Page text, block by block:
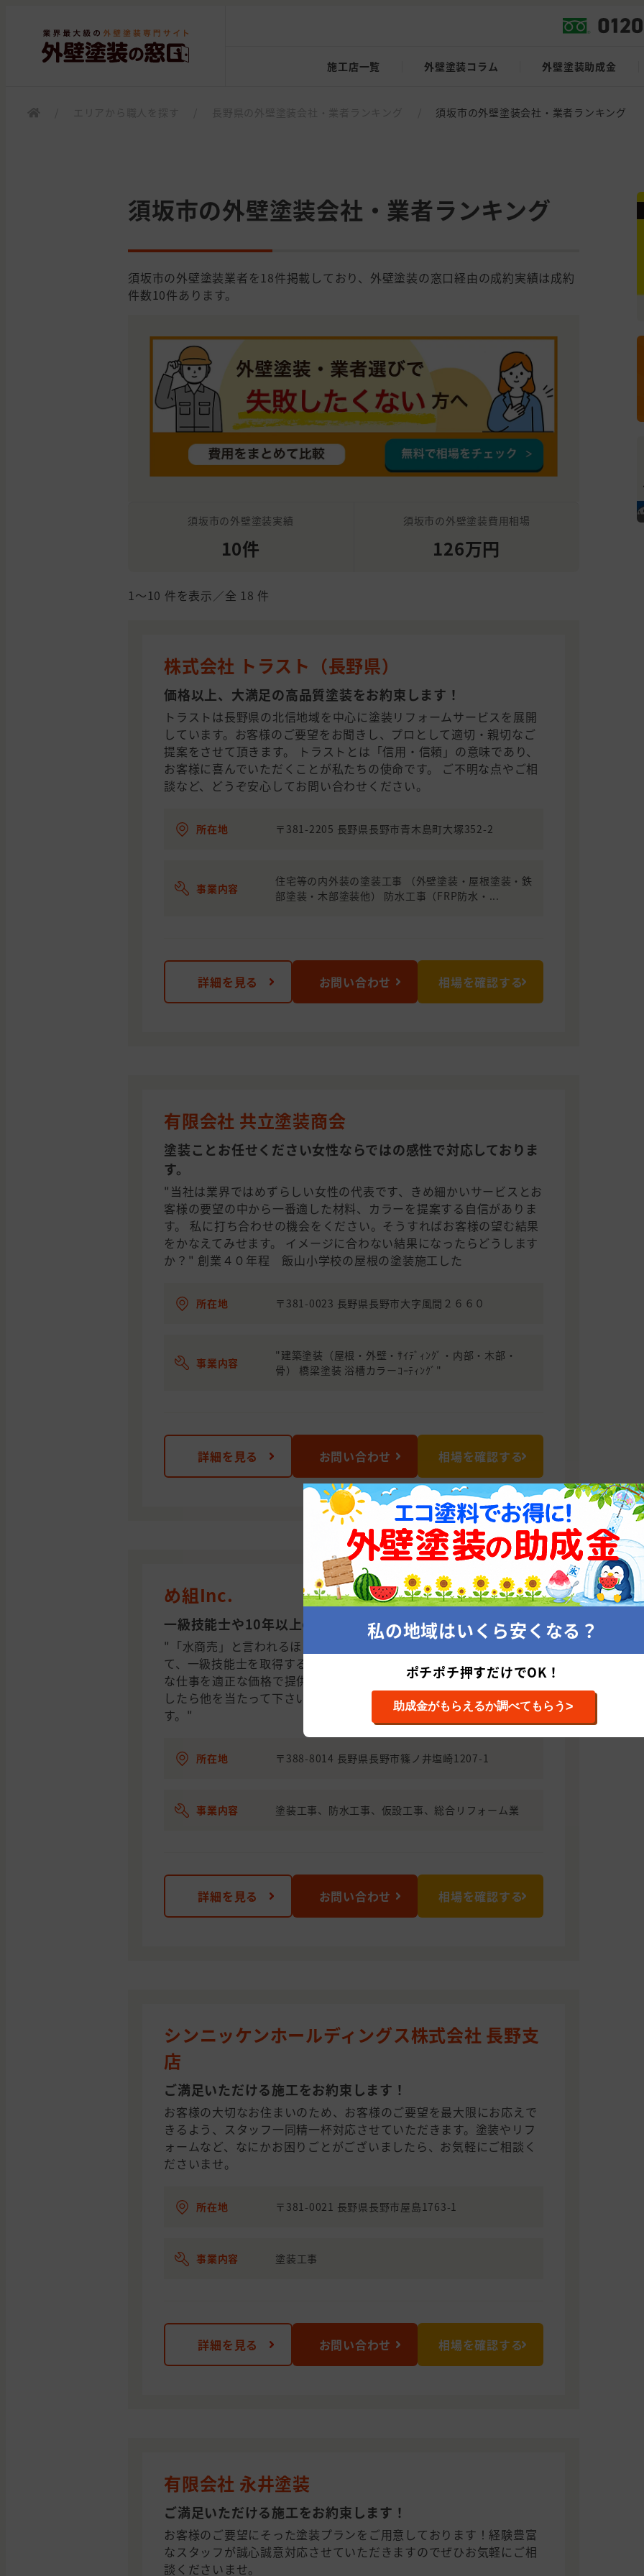
施工店一覧 外壁塗装コラム 外壁塗装助成金
須坂市の外壁塗装会社・業者ランキング
須坂市の外壁塗装会社・業者ランキング
須坂市の外壁塗装業者を18件掲載しており、外壁塗装の窓口経由の成約実績は成約
件数10件あります。
須坂市の外壁塗装実績
10件
須坂市の外壁塗装費用相場
126万円
1〜10 件を表示／全 18 件
株式会社 トラスト（長野県）
価格以上、大満足の高品質塗装をお約束します！
トラストは長野県の北信地域を中心に塗装リフォームサービスを展開
しています。お客様のご要望をお聞きし、プロとして適切・親切なご
提案をさせて頂きます。 トラストとは「信用・信頼」の意味であり、
お客様に喜んでいただくことが私たちの使命です。 ご不明な点やご相
談など、どうぞ安心してお問い合わせください。
所在地 〒381-2205 長野県長野市青木島町大塚352-2
事業内容
住宅等の内外装の塗装工事 （外壁塗装・屋根塗装・鉄
部塗装・木部塗装他） 防水工事（FRP防水・...
詳細を見る お問い合わせ 相場を確認する
有限会社 共立塗装商会
塗装ことお任せください女性ならではの感性で対応しておりま
す。
"当社は業界ではめずらしい女性の代表です、きめ細かいサービスとお
客様の要望の中から一番適した材料、カラーを提案する自信がありま
す。 私に打ち合わせの機会をください。そうすればお客様の望む結果
をかなえてみせます。 イメージに合わない結果になったらどうします
か？" 創業４０年程 飯山小学校の屋根の塗装施工した
所在地 〒381-0023 長野県長野市大字風間２６６０
事業内容
"建築塗装（屋根・外壁・ｻｲﾃﾞｨﾝｸﾞ・内部・木部・
骨） 橋梁塗装 浴槽カラーｺｰﾃｨﾝｸﾞ"
詳細を見る お問い合わせ 相場を確認する
め組Inc.
一級技能士や10年以上の経験に裏打ちされた仕事をお約束！
"「水商売」と言われるほど悪質な業者も多々みられる塗装業界におい
て、一級技能士を取得する腕前と知識、10年をこえる経験を元に確か
な仕事を適正な価格で提供致します。 ただ安いだけの業者をお探しで
したら他を当たって下さい。 当社は完璧な仕事を最安値で提供致しま
す。"
所在地 〒388-8014 長野県長野市篠ノ井塩崎1207-1
事業内容 塗装工事、防水工事、仮設工事、総合リフォーム業
詳細を見る お問い合わせ 相場を確認する
シンニッケンホールディングス株式会社 長野支
店
ご満足いただける施工をお約束します！
お客様の大切なお住まいのため、お客様のご要望を最大限にお応えで
きるよう、スタッフ一同精一杯対応させていただきます。塗装やリフ
ォームなど、なにかお困りごとがございましたら、お気軽にご相談く
ださいませ。
所在地 〒381-0021 長野県長野市屋島1763-1
事業内容 塗装工事
詳細を見る お問い合わせ 相場を確認する
有限会社 永井塗装
ご満足いただける施工をお約束します！
お客様のご要望にそった塗装プランをご用意しております！経験豊富
なスタッフが誠心誠意対応させていただきますのでぜひお気軽にご相
談くださいませ。
私の地域はいくら安くなる？
ポチポチ押すだけでOK！
助成金がもらえるか調べてもらう>